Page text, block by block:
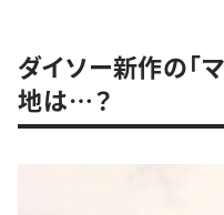
ダイソー新作の「
地は…？